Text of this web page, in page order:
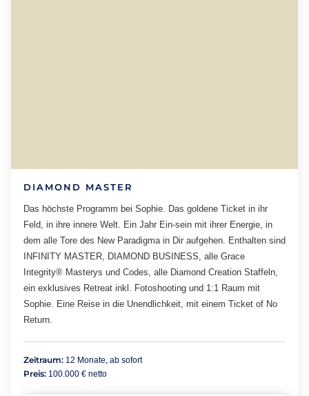
DIAMOND MASTER
Das höchste Programm bei Sophie. Das goldene Ticket in ihr
Feld, in ihre innere Welt. Ein Jahr Ein-sein mit ihrer Energie, in
dem alle Tore des New Paradigma in Dir aufgehen. Enthalten sind
INFINITY MASTER, DIAMOND BUSINESS, alle Grace
Integrity® Masterys und Codes, alle Diamond Creation Staffeln,
ein exklusives Retreat inkl. Fotoshooting und 1:1 Raum mit
Sophie. Eine Reise in die Unendlichkeit, mit einem Ticket of No
Return.
Zeitraum: 12 Monate, ab sofort
Preis: 100.000 € netto